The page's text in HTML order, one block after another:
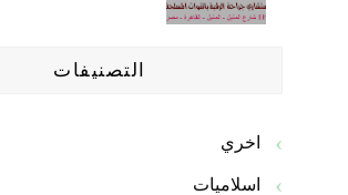
التصنيفات
اخري
اسلاميات